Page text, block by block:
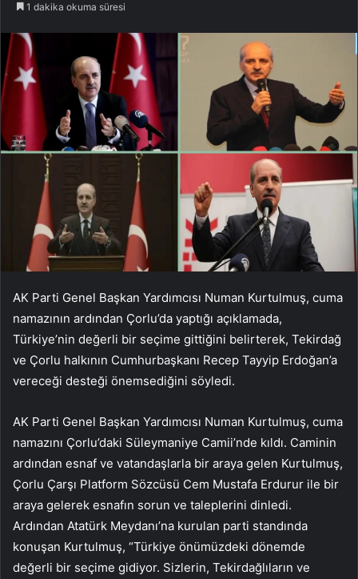
1 dakika okuma süresi
AK Parti Genel Başkan Yardımcısı Numan Kurtulmuş, cuma
namazının ardından Çorlu’da yaptığı açıklamada,
Türkiye’nin değerli bir seçime gittiğini belirterek, Tekirdağ
ve Çorlu halkının Cumhurbaşkanı Recep Tayyip Erdoğan’a
vereceği desteği önemsediğini söyledi.
AK Parti Genel Başkan Yardımcısı Numan Kurtulmuş, cuma
namazını Çorlu’daki Süleymaniye Camii’nde kıldı. Caminin
ardından esnaf ve vatandaşlarla bir araya gelen Kurtulmuş,
Çorlu Çarşı Platform Sözcüsü Cem Mustafa Erdurur ile bir
araya gelerek esnafın sorun ve taleplerini dinledi.
Ardından Atatürk Meydanı’na kurulan parti standında
konuşan Kurtulmuş, “Türkiye önümüzdeki dönemde
değerli bir seçime gidiyor. Sizlerin, Tekirdağlıların ve